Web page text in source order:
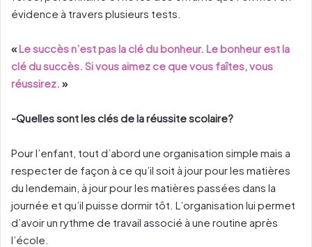
évidence à travers plusieurs tests.
«Le succès n’est pas la clé du bonheur. Le bonheur est la
clé du succès. Si vous aimez ce que vous faîtes, vous
réussirez. »
-Quelles sont les clés de la réussite scolaire?
Pour l’enfant, tout d’abord une organisation simple mais a
respecter de façon à ce qu’il soit à jour pour les matières
du lendemain, à jour pour les matières passées dans la
journée et qu’il puisse dormir tôt. L’organisation lui permet
d’avoir un rythme de travail associé à une routine après
l’école.